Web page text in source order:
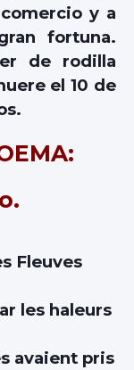
y a
fortuna.
de rodilla
el 10 de
Fleuves
les haleurs
avaient pris